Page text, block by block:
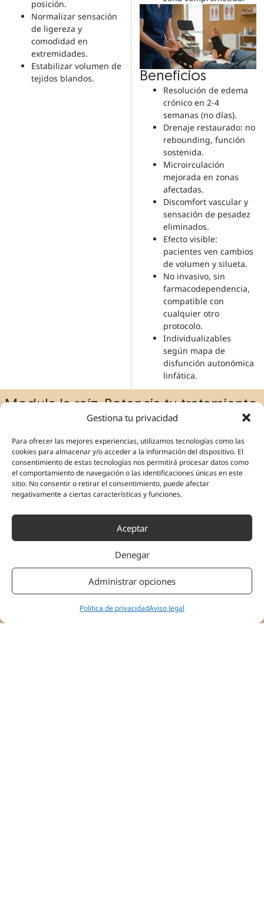
Gestiona tu privacidad
Para ofrecer las mejores experiencias, utilizamos tecnologías como las
cookies para almacenar y/o acceder a la información del dispositivo. El
consentimiento de estas tecnologías nos permitirá procesar datos como
el comportamiento de navegación o las identificaciones únicas en este
sitio. No consentir o retirar el consentimiento, puede afectar
negativamente a ciertas características y funciones.
Aceptar
Denegar
Administrar opciones
Política de privacidadAviso legal
posición.
Normalizar sensación
de ligereza y
comodidad en
extremidades.
Estabilizar volumen de
tejidos blandos.
Beneficios
Resolución de edema
crónico en 2-4
semanas (no días).
Drenaje restaurado: no
rebounding, función
sostenida.
Microirculación
mejorada en zonas
afectadas.
Discomfort vascular y
sensación de pesadez
eliminados.
Efecto visible:
pacientes ven cambios
de volumen y silueta.
No invasivo, sin
farmacodependencia,
compatible con
cualquier otro
protocolo.
Individualizables
según mapa de
disfunción autonómica
linfática.
Modula la raíz. Potencia tu tratamiento.
Neuroanatomía del sistema nervioso autónomo asociado a tu